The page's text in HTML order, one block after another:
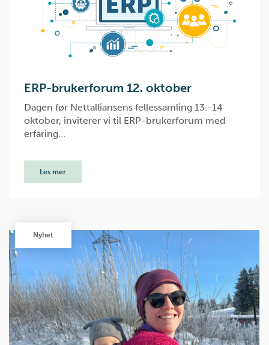
ERP-brukerforum 12. oktober
Dagen før Nettalliansens fellessamling 13.-14
oktober, inviterer vi til ERP-brukerforum med
erfaring…
Les mer
Nyhet